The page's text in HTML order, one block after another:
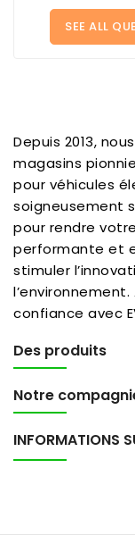
SEE ALL
Depuis 2013,
magasins
pour véhicules
soigneusement
pour rendre
performante et
stimuler
confiance avec
Des produits
Notre
INFORMATIONS